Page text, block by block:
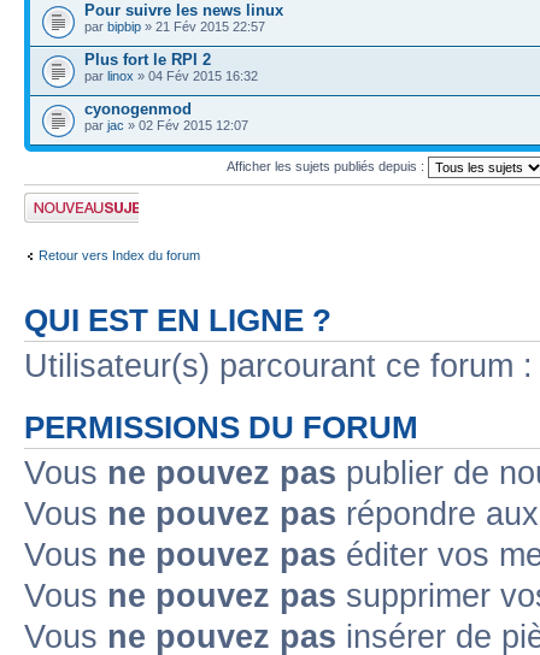
Pour suivre les news linux
par bipbip » 21 Fév 2015 22:57
Plus fort le RPI 2
par linox » 04 Fév 2015 16:32
cyonogenmod
par jac » 02 Fév 2015 12:07
Afficher les sujets publiés depuis :
Publier un nouveau
sujet
Retour vers Index du forum
QUI EST EN LIGNE ?
Utilisateur(s) parcourant ce forum
PERMISSIONS DU FORUM
Vous ne pouvez pas publier de
Vous ne pouvez pas répondre
Vous ne pouvez pas éditer vos
Vous ne pouvez pas supprimer
Vous ne pouvez pas insérer de